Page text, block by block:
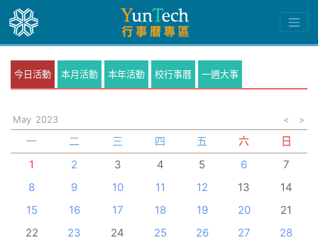
今日活動 本月活動 本年活動 校行事曆 一週大事
May 2023 < >
一 二 三 四 五 六
日
1
2 3 4 5 6
7
8
9 10 11 12 13
14
15
16 17 18 19 20
21
22
23 24 25 26 27
28